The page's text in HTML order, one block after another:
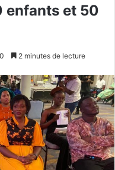
enfants et 50
0 2 minutes de lecture